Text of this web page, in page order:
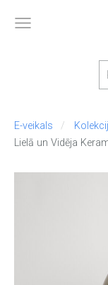
E-veikals
Lielā un Vidēja